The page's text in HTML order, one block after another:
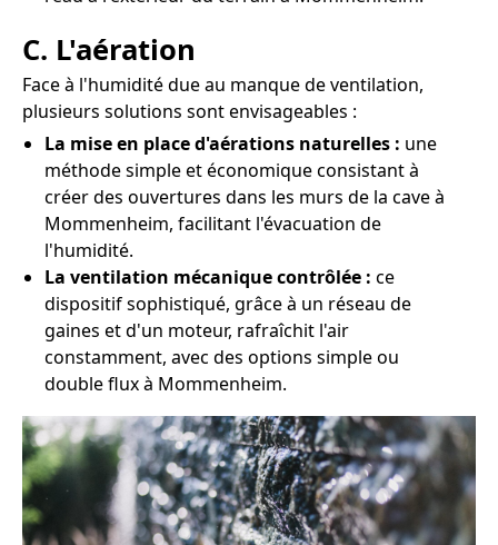
C. L'aération
Face à l'humidité due au manque de ventilation,
plusieurs solutions sont envisageables :
La mise en place d'aérations naturelles : une
méthode simple et économique consistant à
créer des ouvertures dans les murs de la cave à
Mommenheim, facilitant l'évacuation de
l'humidité.
La ventilation mécanique contrôlée : ce
dispositif sophistiqué, grâce à un réseau de
gaines et d'un moteur, rafraîchit l'air
constamment, avec des options simple ou
double flux à Mommenheim.